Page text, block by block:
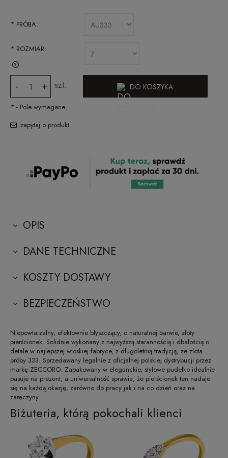
* PRÓBA:
* ROZMIAR:
SPRAWDŹ JAK ZMIERZYĆ ROZMIAR PIERŚCIONKA
- + szt. DO KOSZYKA
* - Pole wymagane
zapytaj o produkt
OPIS
DANE TECHNICZNE
KOSZTY DOSTAWY
BEZPIECZEŃSTWO
Niepowtarzalny, efektownie błyszczący, o naturalnej barwie, złoty
pierścionek. Solidnie wykonany z najwyższą starannością i dbałością o
detale w najlepszej włoskiej fabryce, z długoletnią tradycją, ze złota
próby 333. Sprzedawany legalnie z oficjalnej polskiej dystrybucji przez
markę ZECCORO. Zapakowany w eleganckie, stylowe pudełko idealnie
pasuje na prezent, a uniwersalność sprawia, że pierścionek ten nadaje
się na każdą okazję, zarówno do pracy jak i na co dzień oraz na
zaręczyny
Biżuteria, którą pokochali klienci